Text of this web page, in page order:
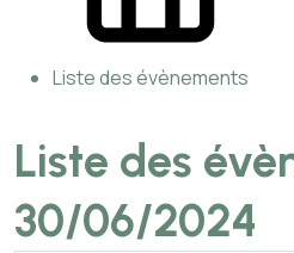
Liste des évènements
Liste des
30/06/2024